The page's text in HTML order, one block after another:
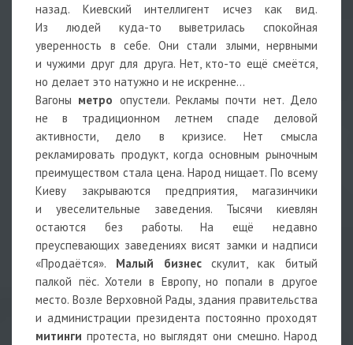
назад. Киевский интеллигент исчез как вид.
Из людей куда-то выветрилась спокойная
уверенность в себе. Они стали злыми, нервными
и чужими друг для друга. Нет, кто-то ещё смеётся,
но делает это натужно и не искренне…
Вагоны метро опустели. Рекламы почти нет. Дело
не в традиционном летнем спаде деловой
активности, дело в кризисе. Нет смысла
рекламировать продукт, когда основным рыночным
преимуществом стала цена. Народ нищает. По всему
Киеву закрываются предприятия, магазинчики
и увеселительные заведения. Тысячи киевлян
остаются без работы. На ещё недавно
преуспевающих заведениях висят замки и надписи
«Продаётся». Малый бизнесскулит, как битый
палкой пёс. Хотели в Европу, но попали в другое
место. Возле Верховной Рады, здания правительства
и администрации президента постоянно проходят
митинги протеста, но выглядят они смешно. Народ